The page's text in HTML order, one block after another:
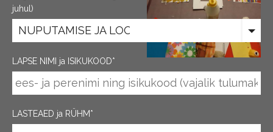
juhul)
NUPUTAMISE JA LOOGIKARING
LAPSE NIMI ja ISIKUKOOD
LASTEAED ja RÜHM